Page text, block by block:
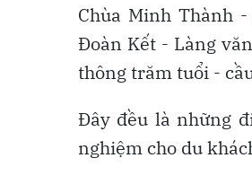
Chùa Minh Thành
Đoàn Kết - Làng
thông trăm tuổi -
Đây đều là những
nghiệm cho du